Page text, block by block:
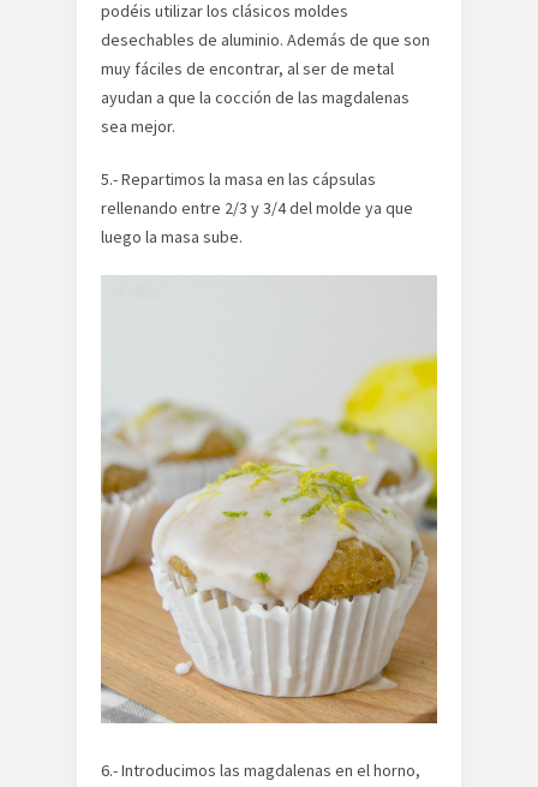
podéis utilizar los clásicos moldes
desechables de aluminio. Además de que son
muy fáciles de encontrar, al ser de metal
ayudan a que la cocción de las magdalenas
sea mejor.
5.- Repartimos la masa en las cápsulas
rellenando entre 2/3 y 3/4 del molde ya que
luego la masa sube.
6.- Introducimos las magdalenas en el horno,